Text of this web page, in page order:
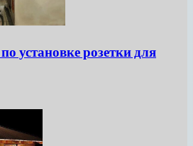
установке розетки для